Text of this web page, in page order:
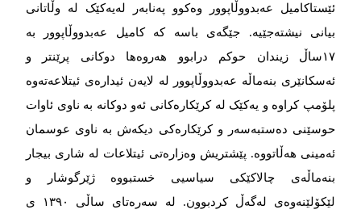
ئێستاکامیل عەبدووڵاپوور وەکوو پەنابەر لەیەکێک لە وڵاتانی
بیانی نیشتەجێیە. جێگەی باسە کە کامیل عەبدووڵاپوور بە
١٧ساڵ زیندان حوکم درابوو هەروەها دوکانی پرێنتر و
ئەسکانێری بنەماڵە عەبدووڵاپوور لە لایەن ئیدارەی ئیتلاعەتەوە
پلۆمپ کراوە و یەکێک لە کرێکارەکانی ئەو دوکانە بە ناوی ئاوات
حوسێنی دەستبەسەر و کرێکارەکی دیکەش بە ناوی عوسمان
ئەمینی هەڵاتووە. پێشتریش وەزارەتی ئیتلاعات لە شاری بیجار
بنەماڵەی چالاکێکی سیاسیی خستبووە ژێرگوشار و
لێکۆلێنەوەی لەگەڵ کردبوون. لە سەرەتای ساڵی ١٣٩٠ ی